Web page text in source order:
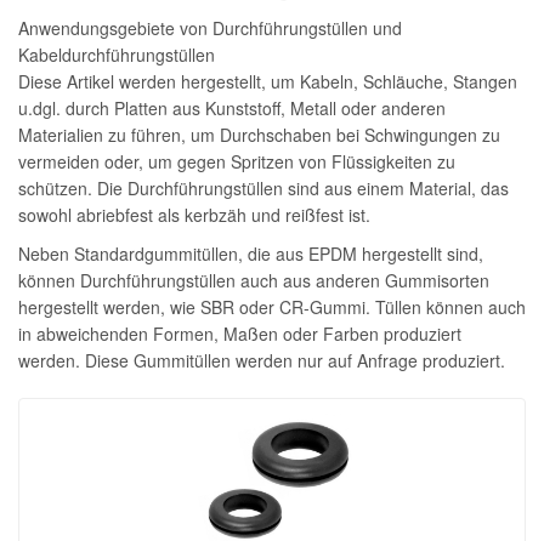
Anwendungsgebiete von Durchführungstüllen und
Kabeldurchführungstüllen
Diese Artikel werden hergestellt, um Kabeln, Schläuche, Stangen
u.dgl. durch Platten aus Kunststoff, Metall oder anderen
Materialien zu führen, um Durchschaben bei Schwingungen zu
vermeiden oder, um gegen Spritzen von Flüssigkeiten zu
schützen. Die Durchführungstüllen sind aus einem Material, das
sowohl abriebfest als kerbzäh und reißfest ist.
Neben Standardgummitüllen, die aus EPDM hergestellt sind,
können Durchführungstüllen auch aus anderen Gummisorten
hergestellt werden, wie SBR oder CR-Gummi. Tüllen können auch
in abweichenden Formen, Maßen oder Farben produziert
werden. Diese Gummitüllen werden nur auf Anfrage produziert.